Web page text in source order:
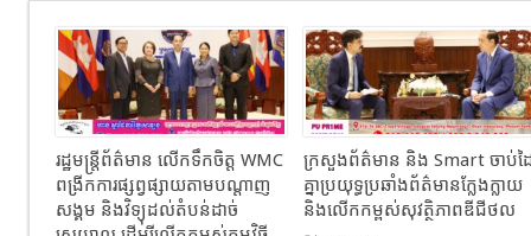
រដ្ឋមន្ត្រីព័ត៌មាន លើកទឹកចិត្ត WMC
ពង្រីកការផ្សព្វផ្សាយតាមបណ្តាញ
សង្គម និងវិទ្យុដល់តំបន់ដាច់
ក្រសួងព័ត៌មាន និង Smart ចាប់ដ
គ្នាប្រយុទ្ធប្រឆាំងព័ត៌មានក្លែងក្លាយ
និងលើកកម្ពស់សុវត្ថិភាពឌីជីថល